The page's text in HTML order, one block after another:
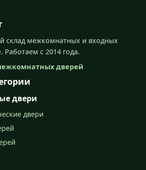
склад межкомнатных и входных
Работаем с 2014 года.
дверей
двери
двери